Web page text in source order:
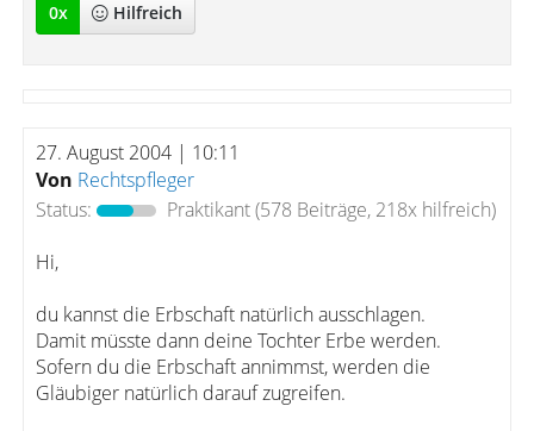
0x Hilfreich
27. August 2004 | 10:11
Von Rechtspfleger
Status:
Praktikant(578 Beiträge, 218x hilfreich)
Hi,
du kannst die Erbschaft natürlich ausschlagen.
Damit müsste dann deine Tochter Erbe werden.
Sofern du die Erbschaft annimmst, werden die
Gläubiger natürlich darauf zugreifen.